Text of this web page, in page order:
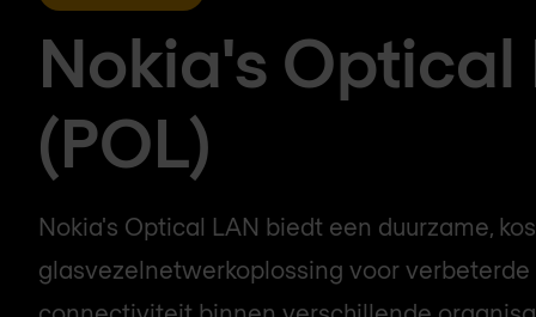
Nokia's Optical
(POL)
Nokia's Optical LAN biedt een duurzame,
glasvezelnetwerkoplossing voor